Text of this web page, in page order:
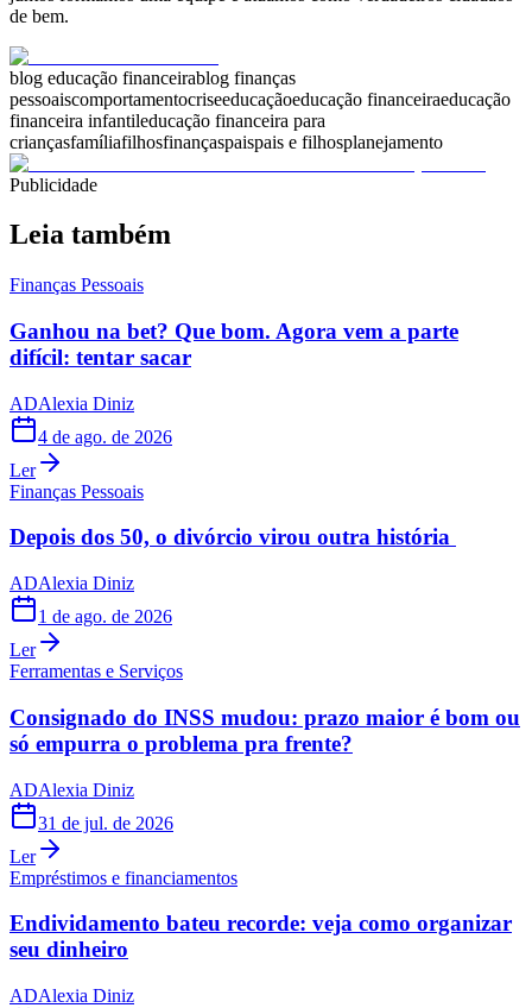
de bem.
blog educação financeirablog finanças
pessoaiscomportamentocriseeducaçãoeducação financeiraeducação
financeira infantileducação financeira para
criançasfamíliafilhosfinançaspaispais e filhosplanejamento
Publicidade
Leia também
Finanças Pessoais
Ganhou na bet? Que bom. Agora vem a parte
difícil: tentar sacar
ADAlexia Diniz
4 de ago. de 2026
Ler
Finanças Pessoais
Depois dos 50, o divórcio virou outra história
ADAlexia Diniz
1 de ago. de 2026
Ler
Ferramentas e Serviços
Consignado do INSS mudou: prazo maior é bom ou
só empurra o problema pra frente?
ADAlexia Diniz
31 de jul. de 2026
Ler
Empréstimos e financiamentos
Endividamento bateu recorde: veja como organizar
seu dinheiro
ADAlexia Diniz